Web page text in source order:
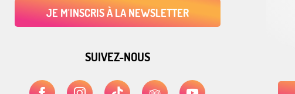
JE M'INSCRIS À LA NEWSLETTER
SUIVEZ-NOUS